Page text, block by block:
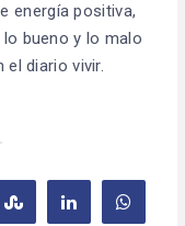
energía positiva,
bueno y lo malo
el diario vivir.